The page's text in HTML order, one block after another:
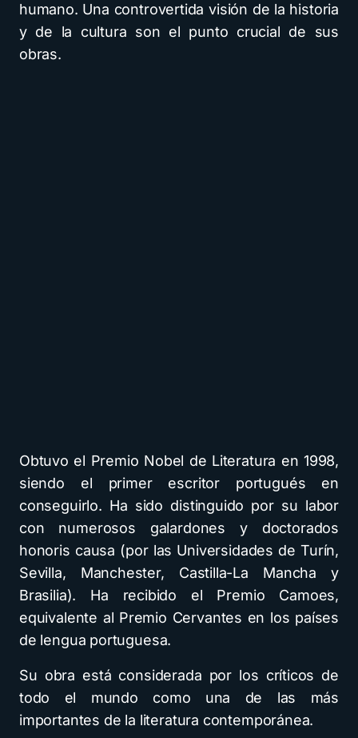
humano. Una controvertida visión de la historia
y de la cultura son el punto crucial de sus
obras.
Obtuvo el Premio Nobel de Literatura en 1998,
siendo el primer escritor portugués en
conseguirlo. Ha sido distinguido por su labor
con numerosos galardones y doctorados
honoris causa (por las Universidades de Turín,
Sevilla, Manchester, Castilla-La Mancha y
Brasilia). Ha recibido el Premio Camoes,
equivalente al Premio Cervantes en los países
de lengua portuguesa.
Su obra está considerada por los críticos de
todo el mundo como una de las más
importantes de la literatura contemporánea.